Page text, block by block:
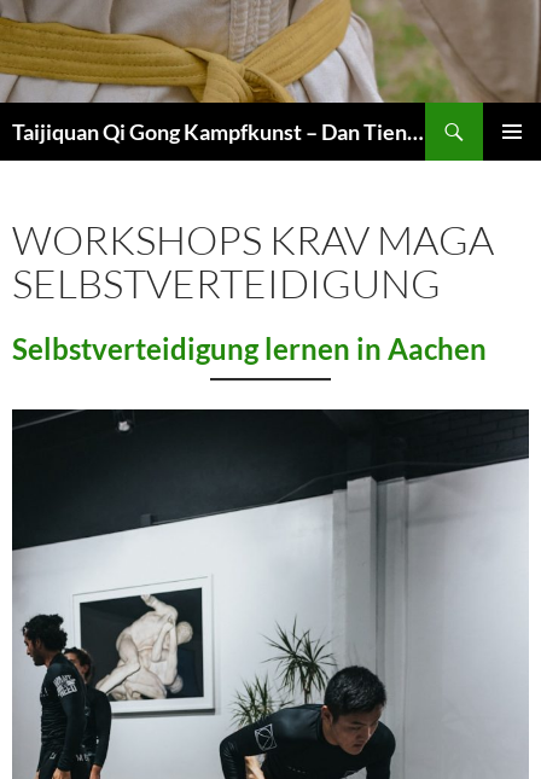
Zum
Inhalt
springen
Taijiquan Qi Gong Kampfkunst – Dan Tien Martial Arts
WORKSHOPS KRAV MAGA
SELBSTVERTEIDIGUNG
Selbstverteidigung lernen in Aachen